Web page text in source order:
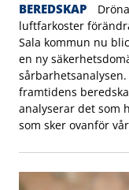
BEREDSKAP
luftfarkoster
Sala kommun nu
en ny
framtidens
analyserar det som
som sker ovanför